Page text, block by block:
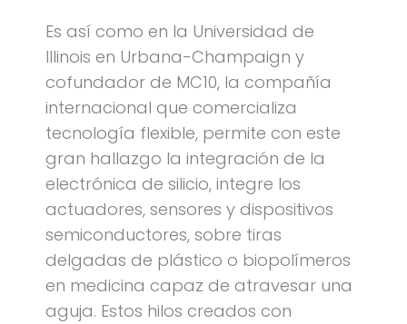
Es así como en la Universidad de
Illinois en Urbana-Champaign y
cofundador de MC10, la compañía
internacional que comercializa
tecnología flexible, permite con este
gran hallazgo la integración de la
electrónica de silicio, integre los
actuadores, sensores y dispositivos
semiconductores, sobre tiras
delgadas de plástico o biopolímeros
en medicina capaz de atravesar una
aguja. Estos hilos creados con